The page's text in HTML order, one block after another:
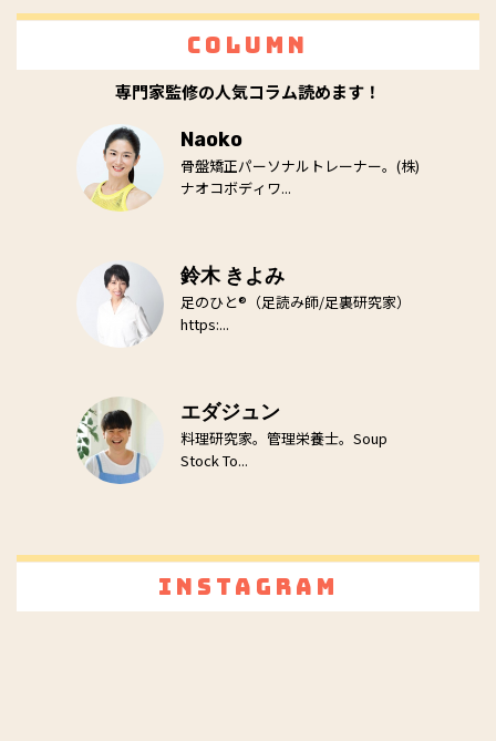
Column
専門家監修の人気コラム読めます！
Naoko
骨盤矯正パーソナルトレーナー。(株)
ナオコボディワ...
鈴木 きよみ
足のひと®（足読み師/足裏研究家）
https:...
エダジュン
料理研究家。管理栄養士。Soup
Stock To...
Instagram